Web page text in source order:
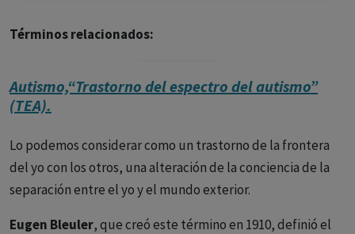
Términos relacionados:
Autismo,“Trastorno del espectro del autismo”
(TEA).
Lo podemos considerar como un trastorno de la frontera
del yo con los otros, una alteración de la conciencia de la
separación entre el yo y el mundo exterior.
Eugen Bleuler, que creó este término en 1910, definió el